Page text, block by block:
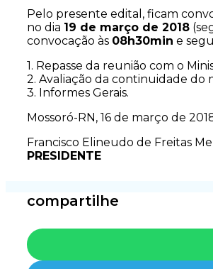
Pelo presente edital, ficam
no dia 19 de março de 2018
convocação às 08h30min e
1. Repasse da reunião com o
2. Avaliação da continuidade do
3. Informes Gerais.
Mossoró-RN, 16 de março de
Francisco Elineudo de Freitas
PRESIDENTE
compartilhe